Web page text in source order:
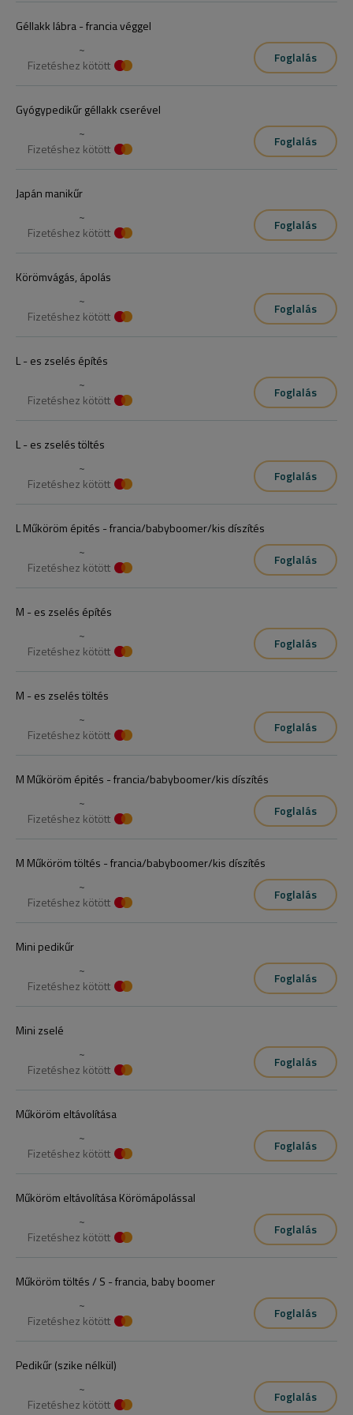
Géllakk lábra - francia véggel
~
Fizetéshez kötött
Foglalás
Gyógypedikűr géllakk cserével
~
Fizetéshez kötött
Foglalás
Japán manikűr
~
Fizetéshez kötött
Foglalás
Körömvágás, ápolás
~
Fizetéshez kötött
Foglalás
L - es zselés építés
~
Fizetéshez kötött
Foglalás
L - es zselés töltés
~
Fizetéshez kötött
Foglalás
L Műköröm épités - francia/babyboomer/kis díszítés
~
Fizetéshez kötött
Foglalás
M - es zselés építés
~
Fizetéshez kötött
Foglalás
M - es zselés töltés
~
Fizetéshez kötött
Foglalás
M Műköröm épités - francia/babyboomer/kis díszítés
~
Fizetéshez kötött
Foglalás
M Műköröm töltés - francia/babyboomer/kis díszítés
~
Fizetéshez kötött
Foglalás
Mini pedikűr
~
Fizetéshez kötött
Foglalás
Mini zselé
~
Fizetéshez kötött
Foglalás
Műköröm eltávolítása
~
Fizetéshez kötött
Foglalás
Műköröm eltávolítása Körömápolással
~
Fizetéshez kötött
Foglalás
Műköröm töltés / S - francia, baby boomer
~
Fizetéshez kötött
Foglalás
Pedikűr (szike nélkül)
~
Fizetéshez kötött
Foglalás